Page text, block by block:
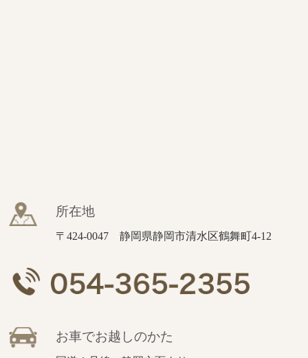
所在地
〒424-0047 静岡県静岡市清水区鶴舞町4-12
お車でお越しのかた